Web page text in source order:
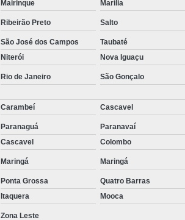
Empresa de
Empresa de
Empresa de
Empresa
Empresa
Empresa
Empresa
Empresa
Empresa de
Empresa
Mairinque Marília
Ribeirão Preto Salto
São José dos Campos Taubaté
Niterói Nova Iguaçu
Rio de Janeiro São Gonçalo
Carambeí Cascavel
Paranaguá Paranavaí
Cascavel Colombo
Maringá Maringá
Ponta Grossa Quatro Barras
Itaquera Mooca
Zona Leste